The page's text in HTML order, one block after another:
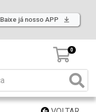
Baixe já nosso APP
0